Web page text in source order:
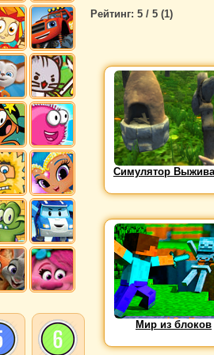
Рейтинг: 5 / 5 (1)
Симулятор
Мир из блоков